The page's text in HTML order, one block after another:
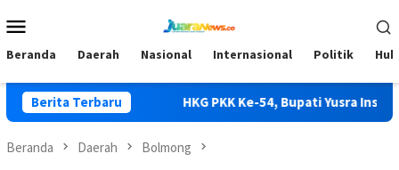
ke
Mobile
Beranda Daerah Nasional Internasional Politik
Berita Terbaru
Api HKG PKK Ke-54, Bupati Yusra Instruksikan
Beranda Daerah Bolmong